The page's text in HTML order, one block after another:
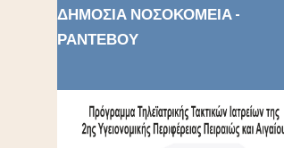
ΔΗΜΟΣΙΑ ΝΟΣΟΚΟΜΕΙΑ -
ΡΑΝΤΕΒΟΥ